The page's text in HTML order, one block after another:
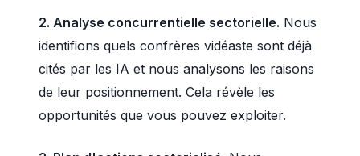
2. Analyse concurrentielle sectorielle. Nous
identifions quels confrères vidéaste sont déjà
cités par les IA et nous analysons les raisons
de leur positionnement. Cela révèle les
opportunités que vous pouvez exploiter.